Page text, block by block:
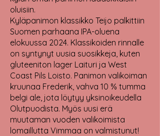
oluisiin.
Kyläpanimon klassikko Teijo palkittiin
Suomen parhaana IPA-oluena
elokuussa 2024. Klassikoiden rinnalle
on syntynyt uusia suosikkeja, kuten
gluteeniton lager Laituri ja West
Coast Pils Loisto. Panimon valikoiman
kruunaa Frederik, vahva 10 % tumma
belgi ale, jota löytyy yksinoikeudella
Olutpuodista. Myös uusi erä
muutaman vuoden valikoimista
lomaillutta Vimmaa on valmistunut!